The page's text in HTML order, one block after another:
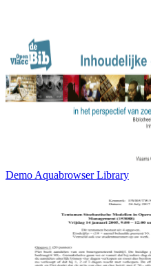
Demo Aquabrowser Library